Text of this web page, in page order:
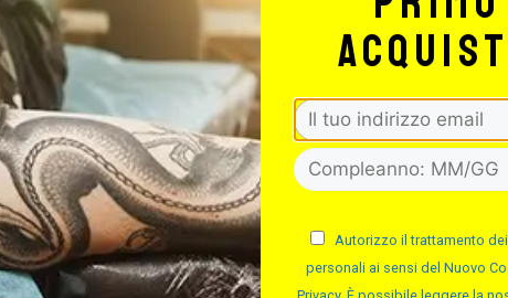
FINO AL -20% FINO
Autorizzo il trattamento
personali ai sensi del Nuovo